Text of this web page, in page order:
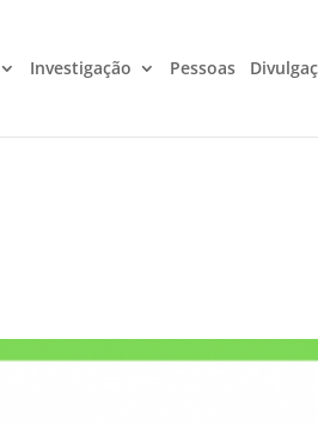
Investigação Pessoas